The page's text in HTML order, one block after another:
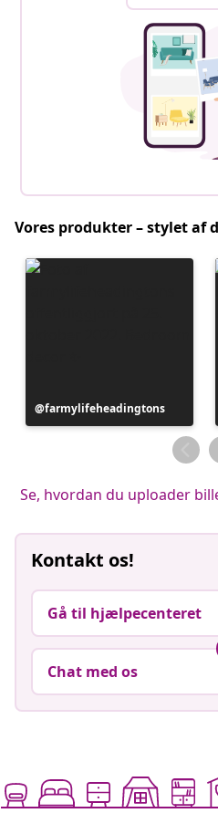
Vores produkter – stylet af
Opslag
offentliggjort
farmylifeheadingtons
Se, hvordan du uploader
Kontakt os!
Gå til hjælpecenteret
Chat med os